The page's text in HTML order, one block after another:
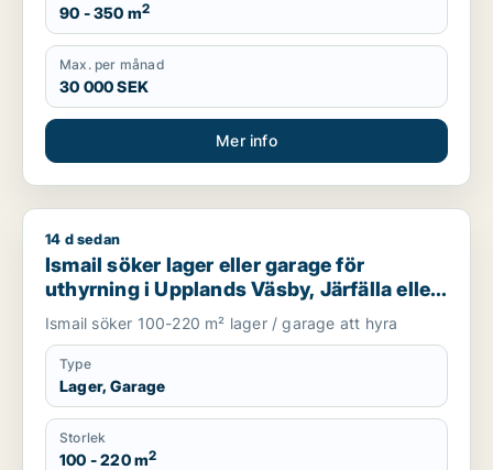
90 - 350 m2
Max. per månad
30 000 SEK
Mer info
Ismail söker lager eller garage för uthyrning i Upplands
14 d sedan
Ismail söker lager eller garage för
uthyrning i Upplands Väsby, Järfälla eller
Upplands-Bro m.fl.
Ismail söker 100-220 m² lager / garage att hyra
Type
Lager, Garage
Storlek
100 - 220 m2